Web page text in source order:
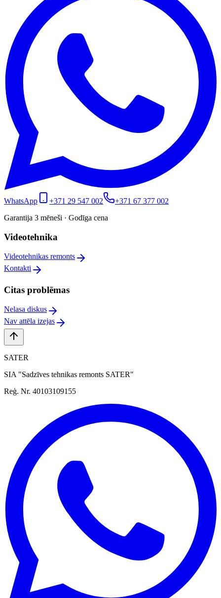
WhatsApp +371 29 547 002
+371 67 377 002
Garantija 3 mēneši · Godīga cena
Videotehnika
Videotehnikas remonts
Kontakti
Citas problēmas
Nelasa diskus
Nav attēla izejas
SATER
SIA "Sadzīves tehnikas remonts SATER"
Reģ. Nr. 40103109155